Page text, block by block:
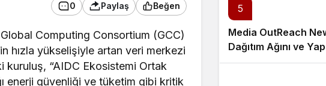
0 Paylaş Beğen
Computing Consortium (GCC)
hızla yükselişiyle artan veri merkezi
kuruluş, “AIDC Ekosistemi Ortak
enerji güvenliği ve tüketim gibi kritik
5
Media OutReach
Dağıtım Ağını ve
Görünürlüğünü